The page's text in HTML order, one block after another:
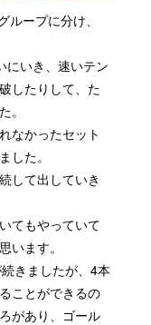
ープに分け、
にいき、速いテン
したりして、た
。
なかったセット
した。
して出していき
てもやっていて
います。
きましたが、4本
ことができるの
があり、ゴール